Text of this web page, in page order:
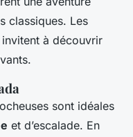
classiques. Les
à découvrir
sont idéales
et d’escalade. En